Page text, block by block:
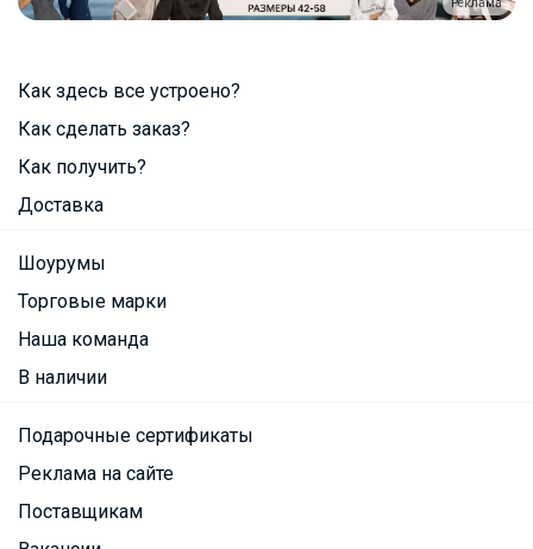
Реклама
Как здесь все устроено?
Как сделать заказ?
Как получить?
Доставка
Шоурумы
Торговые марки
Наша команда
В наличии
Подарочные сертификаты
Реклама на сайте
Поставщикам